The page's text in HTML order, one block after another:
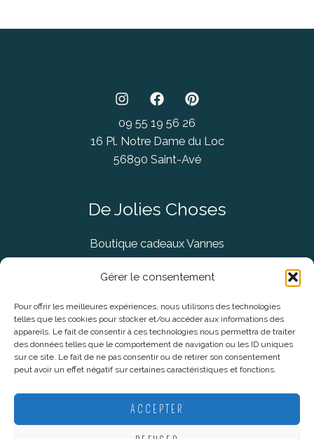
Gérer le consentement
Pour offrir les meilleures expériences, nous utilisons des technologies
telles que les cookies pour stocker et/ou accéder aux informations des
appareils. Le fait de consentir à ces technologies nous permettra de traiter
des données telles que le comportement de navigation ou les ID uniques
sur ce site. Le fait de ne pas consentir ou de retirer son consentement
peut avoir un effet négatif sur certaines caractéristiques et fonctions.
ACCEPTER
09 55 19 56 26
16 Pl. Notre Dame du Loc
56890 Saint-Avé
De Jolies Choses
Boutique cadeaux Vannes
Concept Store Vannes
Informations légales
CGV
Politique De Confidentialité
Plan du site